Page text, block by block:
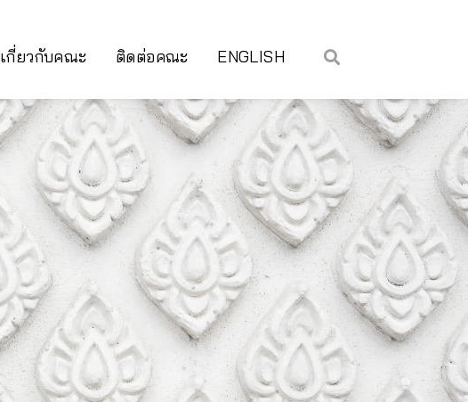
เกี่ยวกับคณะ ติดต่อคณะ ENGLISH